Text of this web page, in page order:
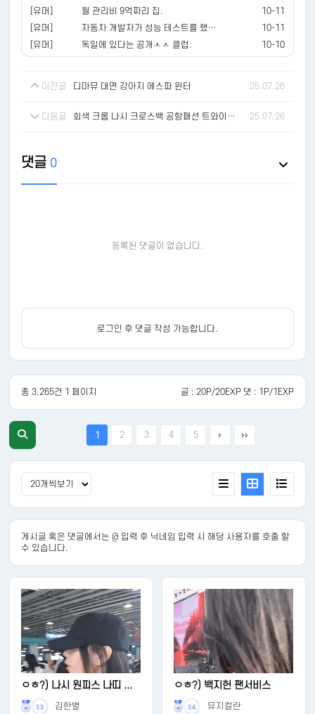
[유머]
월 관리비 9억짜리 집.
10-11
[유머]
자동차 개발자가 성능 테스트를 했던 이유.mp4
10-11
[유머]
독일에 있다는 공개ㅅㅅ 클럽. 10-10
이전글 디마뮤 대면 강아지 에스파 윈터 25.07.26
다음글 회색 크롭 나시 크로스백 공항패션 트와이스 모모 25.07.26
댓글 0
등록된 댓글이 없습니다.
로그인 후 댓글 작성 가능합니다.
총 3,265건 1 페이지 글 : 20P/20EXP 댓 : 1P/1EXP
1 2 3 4 5
게시글 혹은 댓글에서는 @ 입력 후 닉네임 입력 시 해당 사용자를 호출 할
수 있습니다.
ㅇㅎ?) 나시 원피스 나띠 ...
33
김한별
ㅇㅎ?) 백지헌 팬서비스
34
뮤지컬란